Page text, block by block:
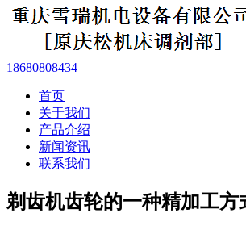
18680808434
首页
关于我们
产品介绍
新闻资讯
联系我们
剃齿机齿轮的一种精加工方